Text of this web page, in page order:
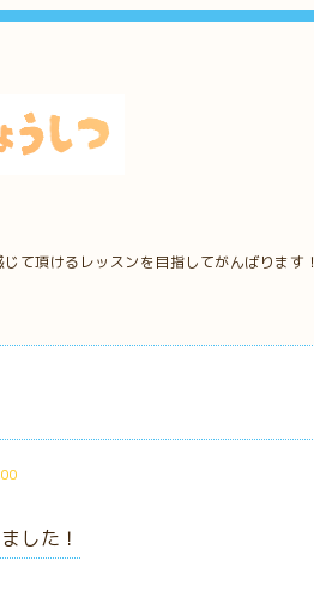
て頂けるレッスンを目指してがんばります！
した！